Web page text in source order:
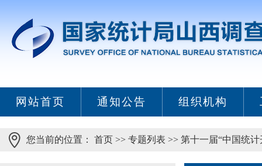
网站首页 通知公告 组织机构
您当前的位置： 首页 >> 专题列表 >> 第十一届“中国统计